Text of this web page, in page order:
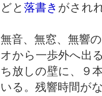
どと 落書き がされ
無音、無窓、無響
オから一歩外へ出
ち放しの壁に、９
いる。残響時間が